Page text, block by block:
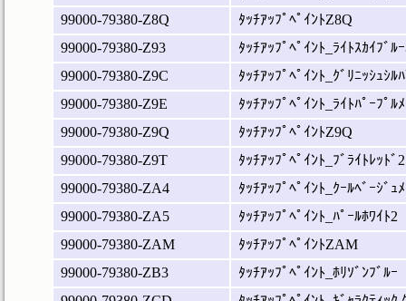
99000-79380-Z8Q
ﾀｯﾁｱｯﾌﾟﾍﾟｲﾝﾄZ8Q
99000-79380-Z93
ﾀｯﾁｱｯﾌﾟﾍﾟｲﾝﾄ_ﾗｲﾄｽｶｲﾌﾞﾙ
99000-79380-Z9C
ﾀｯﾁｱｯﾌﾟﾍﾟｲﾝﾄ_ｸﾞﾘﾆｯｼｭｼﾙ
99000-79380-Z9E
ﾀｯﾁｱｯﾌﾟﾍﾟｲﾝﾄ_ﾗｲﾄﾊﾟｰﾌﾟﾙ
99000-79380-Z9Q
ﾀｯﾁｱｯﾌﾟﾍﾟｲﾝﾄZ9Q
99000-79380-Z9T
ﾀｯﾁｱｯﾌﾟﾍﾟｲﾝﾄ_ﾌﾞﾗｲﾄﾚｯﾄﾞ2
99000-79380-ZA4
ﾀｯﾁｱｯﾌﾟﾍﾟｲﾝﾄ_ｸｰﾙﾍﾞｰｼﾞｭ
99000-79380-ZA5
ﾀｯﾁｱｯﾌﾟﾍﾟｲﾝﾄ_ﾊﾟｰﾙﾎﾜｲﾄ2
99000-79380-ZAM
ﾀｯﾁｱｯﾌﾟﾍﾟｲﾝﾄZAM
99000-79380-ZB3
ﾀｯﾁｱｯﾌﾟﾍﾟｲﾝﾄ_ﾎﾘｿﾞﾝﾌﾞﾙｰ